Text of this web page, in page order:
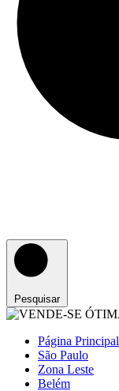
Pesquisar
Página Principal
São Paulo
Zona Leste
Belém